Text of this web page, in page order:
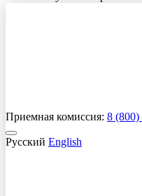
Приемная комиссия: 8 (800)
Русский English